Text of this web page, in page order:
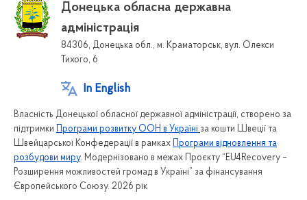
Донецька обласна державна
адміністрація
84306, Донецька обл., м. Краматорськ, вул. Олекси
Тихого, 6
In English
Власність Донецької обласної державної адміністрації, створено за
підтримки Програми розвитку ООН в Україні за кошти Швеції та
Швейцарської Конфедерації в рамках Програми відновлення та
розбудови миру. Модернізовано в межах Проєкту “EU4Recovery –
Розширення можливостей громад в Україні” за фінансування
Європейського Союзу. 2026 рік